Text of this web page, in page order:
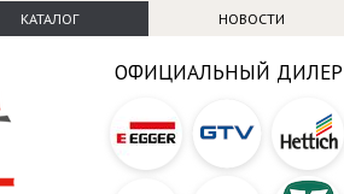
КАТАЛОГ НОВОСТИ
ОФИЦИАЛЬНЫЙ ДИЛЕР